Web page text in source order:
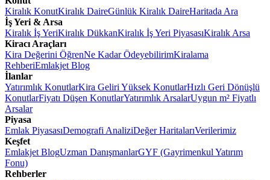
Kiralık KonutKiralık DaireGünlük Kiralık DaireHaritada Ara
İş Yeri & Arsa
Kiralık İş YeriKiralık DükkanKiralık İş Yeri PiyasasıKiralık Arsa
Kiracı Araçları
Kira Değerini ÖğrenNe Kadar ÖdeyebilirimKiralama
RehberiEmlakjet Blog
İlanlar
Yatırımlık KonutlarKira Geliri Yüksek KonutlarHızlı Geri Dönüşlü
KonutlarFiyatı Düşen KonutlarYatırımlık ArsalarUygun m² Fiyatlı
Arsalar
Piyasa
Emlak PiyasasıDemografi AnaliziDeğer HaritalarıVerilerimiz
Keşfet
Emlakjet BlogUzman DanışmanlarGYF (Gayrimenkul Yatırım
Fonu)
Rehberler